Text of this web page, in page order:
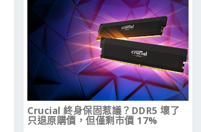
Crucial 終身保固惹議？DDR5 壞了
只退原購價，但僅剩市價 17%